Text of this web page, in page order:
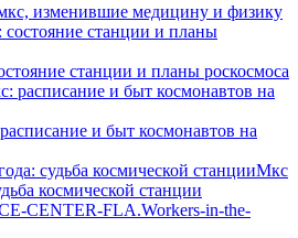
изменившие медицину и физику
станции и планы роскосмоса
и быт космонавтов на
Мкс
космической станции